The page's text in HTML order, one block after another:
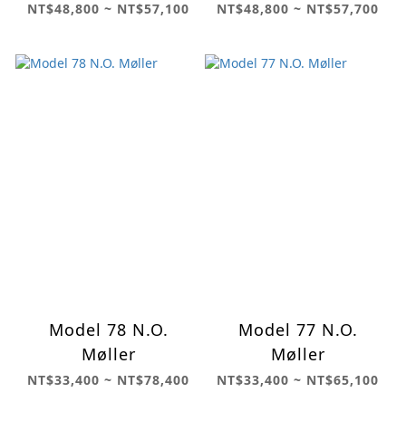
NT$48,800 ~ NT$57,100 NT$48,800 ~ NT$57,700
Model 78 N.O.
Møller
NT$33,400 ~ NT$78,400
Model 77 N.O.
Møller
NT$33,400 ~ NT$65,100